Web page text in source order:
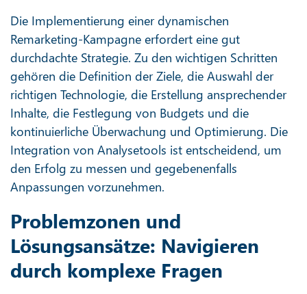
Die Implementierung einer dynamischen
Remarketing-Kampagne erfordert eine gut
durchdachte Strategie. Zu den wichtigen Schritten
gehören die Definition der Ziele, die Auswahl der
richtigen Technologie, die Erstellung ansprechender
Inhalte, die Festlegung von Budgets und die
kontinuierliche Überwachung und Optimierung. Die
Integration von Analysetools ist entscheidend, um
den Erfolg zu messen und gegebenenfalls
Anpassungen vorzunehmen.
Problemzonen und
Lösungsansätze: Navigieren
durch komplexe Fragen